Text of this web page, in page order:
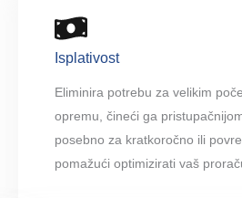
Isplativost
Eliminira potrebu za velikim
opremu, čineći ga
posebno za kratkoročno ili
pomažući optimizirati vaš